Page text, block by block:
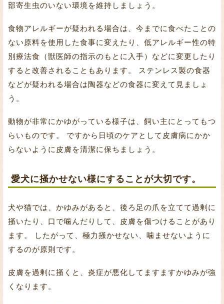
部寄生虫のいない環境を維持しましょう。
食物アレルギーが疑われる場合は、今までに食べたことの
ない原料を使用した食事に変えたり、低アレルギー性の特
別療法食（獣医師の指示のもとに入手）などに変更したり
すると改善されることもあります。 ステンレス製の食器
などが疑われる場合は陶器などの食器に変えて見ましょ
う。
動物が非常にかゆがっている様子は、飼い主にとってもつ
らいものです。 ですから日頃のケアとして皮膚病にかか
らないように皮膚を清潔に保ちましょう。
愛犬に掻かせない様にすることが大切です。
犬や猫では、かゆみがあると、後ろ足の爪を立てて過剰に
掻いたり、口で噛んだりして、皮膚を傷つけることがあり
ます。 したがって、極力掻かせない、噛ませないように
するのが原則です。
皮膚を過剰に掻くと、炎症が悪化してますますかゆみが強
くなります。